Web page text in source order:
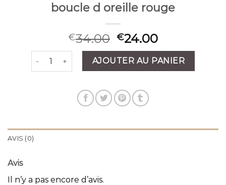
boucle d oreille rouge
€34.00 €24.00
quantité de boucle d oreille rouge
AJOUTER AU PANIER
AVIS (0)
Avis
Il n’y a pas encore d’avis.